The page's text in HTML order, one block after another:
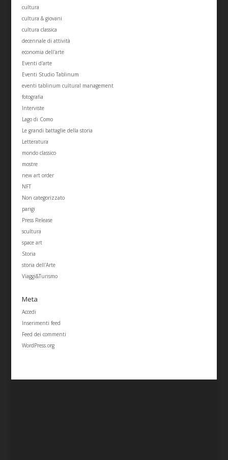
cultura
cultura & giovani
cultura classica
decennale di attività
economia dell'arte
Eventi d'arte
Eventi Studio Tablinum
eventi tablinum cultural management
fotografia
Interviste
Lago di Como
Le grandi battaglie della storia
Letteratura
mondo classico
mostre
new art order
NFT
Non categorizzato
parigi
Press Release
scultura
space art
Storia
storia dell'Arte
Viaggi&Turismo
Meta
Accedi
Inserimenti feed
Feed dei commenti
WordPress.org